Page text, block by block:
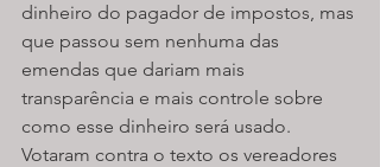
dinheiro do pagador de impostos, mas
que passou sem nenhuma das
emendas que dariam mais
transparência e mais controle sobre
como esse dinheiro será usado.
Votaram contra o texto os vereadores